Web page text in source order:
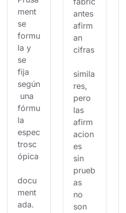
ment
se
formu
la y
se
fija
según
una
fórmu
la
espec
trosc
ópica
docu
ment
ada.
antes
afirm
an
cifras
simila
res,
pero
las
afirm
acion
es
sin
prueb
as
no
son